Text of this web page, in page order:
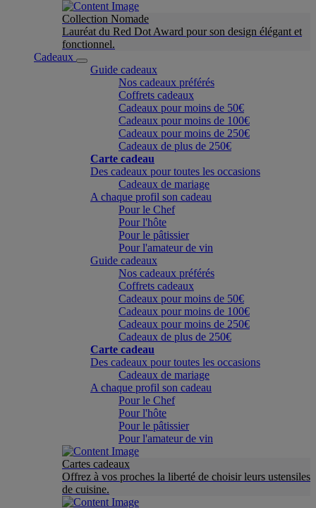
Collection Nomade
Lauréat du Red Dot Award pour son design élégant et
fonctionnel.
Cadeaux
Guide cadeaux
Nos cadeaux préférés
Coffrets cadeaux
Cadeaux pour moins de 50€
Cadeaux pour moins de 100€
Cadeaux pour moins de 250€
Cadeaux de plus de 250€
Carte cadeau
Des cadeaux pour toutes les occasions
Cadeaux de mariage
A chaque profil son cadeau
Pour le Chef
Pour l'hôte
Pour le pâtissier
Pour l'amateur de vin
Guide cadeaux
Nos cadeaux préférés
Coffrets cadeaux
Cadeaux pour moins de 50€
Cadeaux pour moins de 100€
Cadeaux pour moins de 250€
Cadeaux de plus de 250€
Carte cadeau
Des cadeaux pour toutes les occasions
Cadeaux de mariage
A chaque profil son cadeau
Pour le Chef
Pour l'hôte
Pour le pâtissier
Pour l'amateur de vin
Cartes cadeaux
Offrez à vos proches la liberté de choisir leurs ustensiles
de cuisine.